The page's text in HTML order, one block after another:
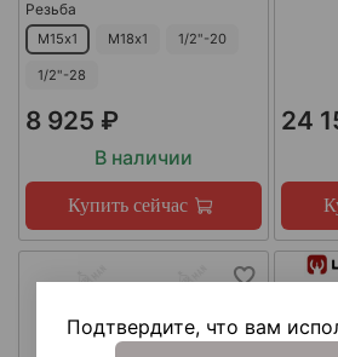
Резьба
М15х1 М18х1 1/2"-20
1/2"-28
8 925 ₽
В наличии
Купить сейчас
24
Подтвердите, что вам